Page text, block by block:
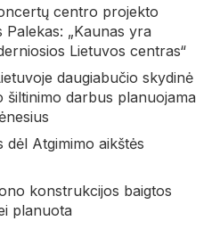
centro projekto
„Kaunas yra
Lietuvos centras“
daugiabučio skydinė
šiltinimo darbus planuojama
dėl Atgimimo aikštės
konstrukcijos baigtos
planuota